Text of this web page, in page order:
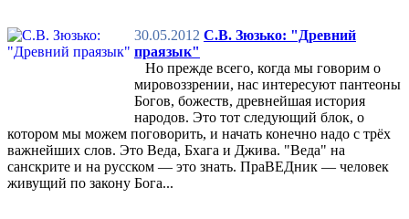
30.05.2012 С.В. Зюзько: "Древний
праязык"
Но прежде всего, когда мы говорим о
мировоззрении, нас интересуют пантеоны
Богов, божеств, древнейшая история
народов. Это тот следующий блок, о
котором мы можем поговорить, и начать конечно надо с трёх
важнейших слов. Это Веда, Бхага и Джива. "Веда" на
санскрите и на русском — это знать. ПраВЕДник — человек
живущий по закону Бога...